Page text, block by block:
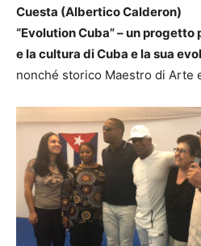
Cuesta (Albertico Calderon)
“Evolution Cuba” – un
e la cultura di Cuba e la sua
nonché storico Maestro di Arte